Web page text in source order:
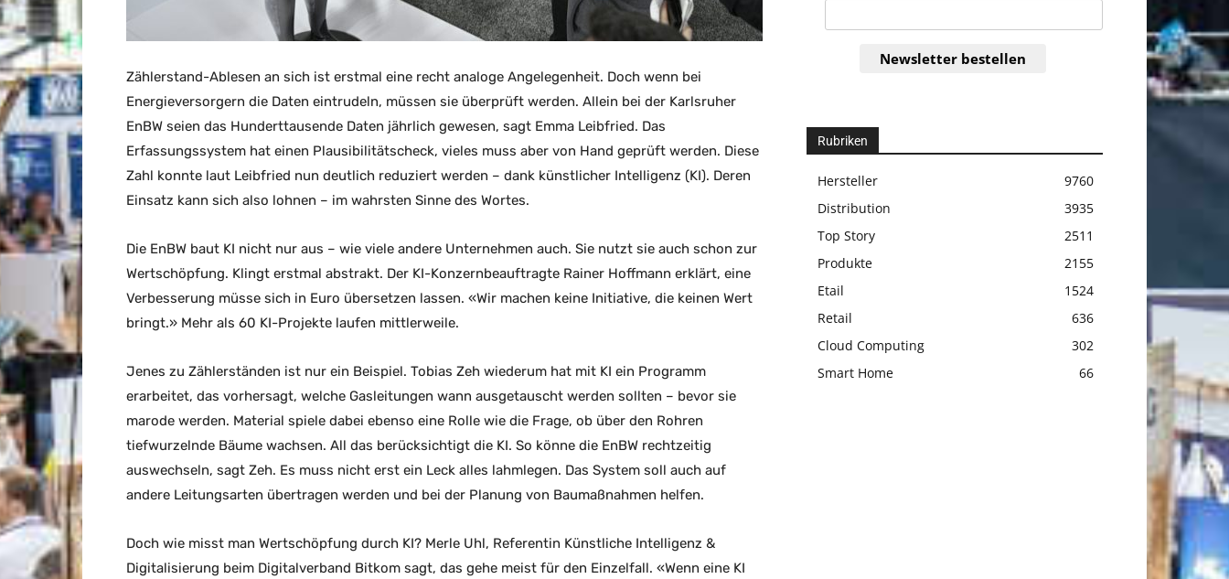
Zählerstand-Ablesen an sich ist erstmal eine recht analoge Angelegenheit. Doch wenn bei
Energieversorgern die Daten eintrudeln, müssen sie überprüft werden. Allein bei der Karlsruher
EnBW seien das Hunderttausende Daten jährlich gewesen, sagt Emma Leibfried. Das
Erfassungssystem hat einen Plausibilitätscheck, vieles muss aber von Hand geprüft werden. Diese
Zahl konnte laut Leibfried nun deutlich reduziert werden – dank künstlicher Intelligenz (KI). Deren
Einsatz kann sich also lohnen – im wahrsten Sinne des Wortes.
Die EnBW baut KI nicht nur aus – wie viele andere Unternehmen auch. Sie nutzt sie auch schon zur
Wertschöpfung. Klingt erstmal abstrakt. Der KI-Konzernbeauftragte Rainer Hoffmann erklärt, eine
Verbesserung müsse sich in Euro übersetzen lassen. «Wir machen keine Initiative, die keinen Wert
bringt.» Mehr als 60 KI-Projekte laufen mittlerweile.
Jenes zu Zählerständen ist nur ein Beispiel. Tobias Zeh wiederum hat mit KI ein Programm
erarbeitet, das vorhersagt, welche Gasleitungen wann ausgetauscht werden sollten – bevor sie
marode werden. Material spiele dabei ebenso eine Rolle wie die Frage, ob über den Rohren
tiefwurzelnde Bäume wachsen. All das berücksichtigt die KI. So könne die EnBW rechtzeitig
auswechseln, sagt Zeh. Es muss nicht erst ein Leck alles lahmlegen. Das System soll auch auf
andere Leitungsarten übertragen werden und bei der Planung von Baumaßnahmen helfen.
Doch wie misst man Wertschöpfung durch KI? Merle Uhl, Referentin Künstliche Intelligenz &
Digitalisierung beim Digitalverband Bitkom sagt, das gehe meist für den Einzelfall. «Wenn eine KI
Newsletter bestellen
Rubriken
Hersteller
9760
Distribution
3935
Top Story
2511
Produkte
2155
Etail
1524
Retail
636
Cloud Computing
302
Smart Home
66